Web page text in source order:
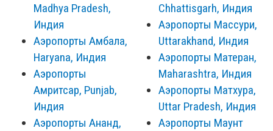
Madhya Pradesh,
Индия
Аэропорты Амбала,
Haryana, Индия
Аэропорты
Амритсар, Punjab,
Индия
Аэропорты Ананд,
Chhattisgarh, Индия
Аэропорты Массури,
Uttarakhand, Индия
Аэропорты Матеран,
Maharashtra, Индия
Аэропорты Матхура,
Uttar Pradesh, Индия
Аэропорты Маунт